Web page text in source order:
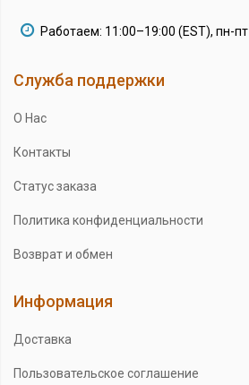
Работаем: 11:00–19:00 (EST), пн-пт
Служба поддержки
О Нас
Контакты
Статус заказа
Политика конфиденциальности
Возврат и обмен
Информация
Доставка
Пользовательское соглашение